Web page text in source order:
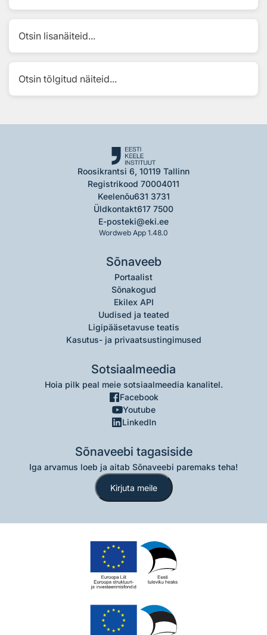
Otsin lisanäiteid...
Otsin tõlgitud näiteid...
Roosikrantsi 6, 10119 Tallinn
Registrikood 70004011
Keelenõu631 3731
Üldkontakt617 7500
E-posteki@eki.ee
Wordweb App 1.48.0
Sõnaveeb
Portaalist
Sõnakogud
Ekilex API
Uudised ja teated
Ligipääsetavuse teatis
Kasutus- ja privaatsustingimused
Sotsiaalmeedia
Hoia pilk peal meie sotsiaalmeedia kanalitel.
Facebook
Youtube
LinkedIn
Sõnaveebi tagasiside
Iga arvamus loeb ja aitab Sõnaveebi paremaks teha!
Kirjuta meile